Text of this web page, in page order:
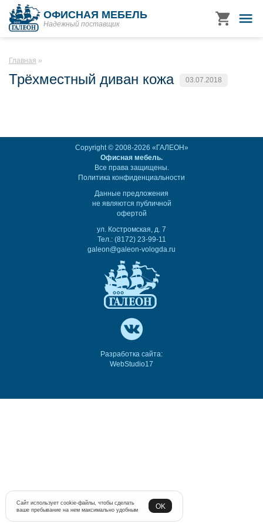
ОФИСНАЯ МЕБЕЛЬ
Надежный поставщик
Главная
Трёхместный диван кожа 03.07.2018
Copyright © 2008-2026 «ГАЛЕОН»
Офисная мебель.
Все права защищены.
Политика конфиденциальности
Данные предложения
не являются публичной
офертой
ул. Костромская, д. 7
Тел.: (8172) 23-99-11
galeon@galeon-vologda.ru
Разработка сайта:
WebStudio17
Сайт использует cookie-файлы, чтобы сделать
ваше пребывание на нем максимально удобным
OK